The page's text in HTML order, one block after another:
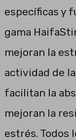
específicas y
gama
mejoran la
actividad de
facilitan la
mejoran la
estrés. Todos